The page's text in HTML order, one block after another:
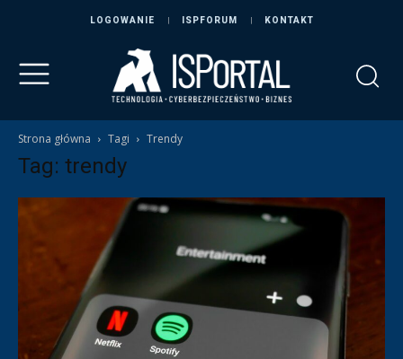
LOGOWANIE ISPFORUM KONTAKT
Strona główna Tagi Trendy
Tag: trendy